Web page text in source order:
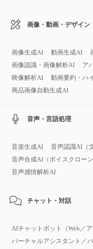
画像・動画・デザイン
画像生成AI 動画生成AI
画像認識・画像解析AI
ア
映像解析AI
動画要約・ハ
商品画像自動生成AI
音声・言語処理
音楽生成AI 音声認識AI（
音声合成AI（ボイスクローン
音声感情解析AI
チャット・対話
AIチャットボット（Web／
バーチャルアシスタント／